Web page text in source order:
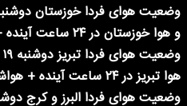
و هوا خوزستان در ۲۴ ساعت آینده + هواشناسی خوزستان
هوا تبریز در ۲۴ ساعت آینده + هواشناسی تبریز